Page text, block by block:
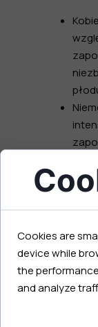
Cookies are
device while
the
and analyze